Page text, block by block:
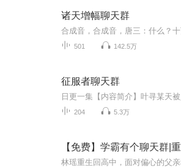
诸天增幅聊天群
501 142.5万
征服者聊天群
204 5.3万
【免费】学霸有个聊天群|